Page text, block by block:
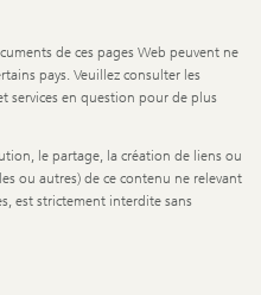
de ces pages Web peuvent ne
pays. Veuillez consulter les
services en question pour de plus
le partage, la création de liens ou
ou autres) de ce contenu ne relevant
est strictement interdite sans